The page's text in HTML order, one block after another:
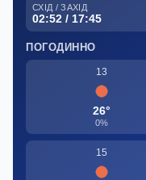
СХІД / ЗАХІД
02:52 / 17:45
ПОГОДИННО
13
26°
0%
15